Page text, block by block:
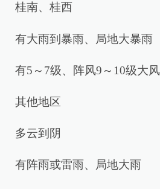
桂南、桂西
有大雨到暴雨、局地大暴雨
有5～7级、阵风9～10级大风
其他地区
多云到阴
有阵雨或雷雨、局地大雨